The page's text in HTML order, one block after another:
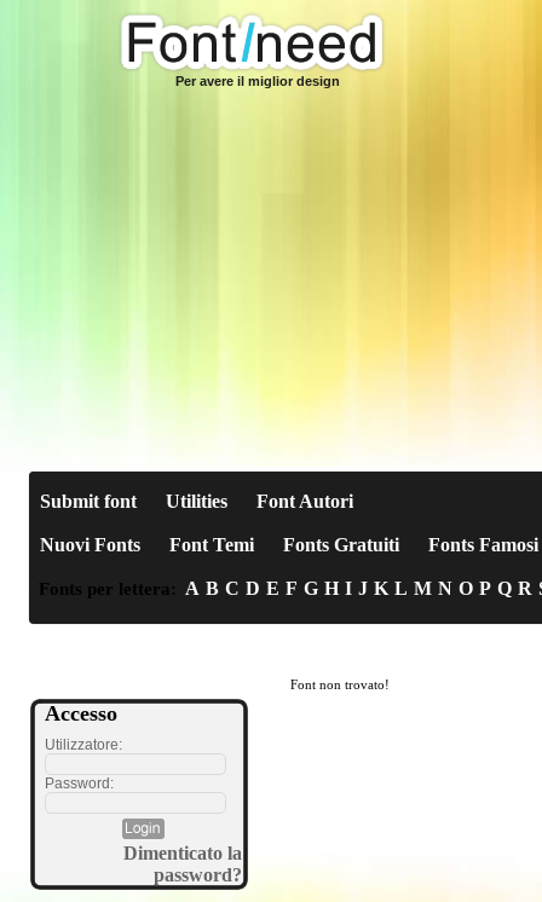
Per avere il miglior design
Submit font Utilities Font Autori
Nuovi Fonts Font Temi Fonts Gratuiti Fonts Famosi
Fonts per lettera: A B C D E F G H I J K L M N O P Q R
Accesso
Utilizzatore:
Password:
Dimenticato la
password?
Font non trovato!